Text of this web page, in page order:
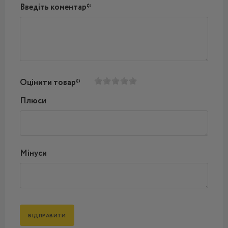
Введіть коментар*
Оцінити товар*
Плюси
Мінуси